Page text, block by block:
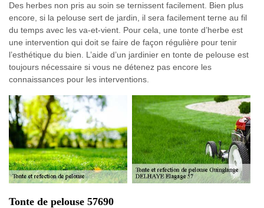
Des herbes non pris au soin se ternissent facilement. Bien plus
encore, si la pelouse sert de jardin, il sera facilement terne au fil
du temps avec les va-et-vient. Pour cela, une tonte d’herbe est
une intervention qui doit se faire de façon régulière pour tenir
l’esthétique du bien. L’aide d’un jardinier en tonte de pelouse est
toujours nécessaire si vous ne détenez pas encore les
connaissances pour les interventions.
Tonte de pelouse 57690